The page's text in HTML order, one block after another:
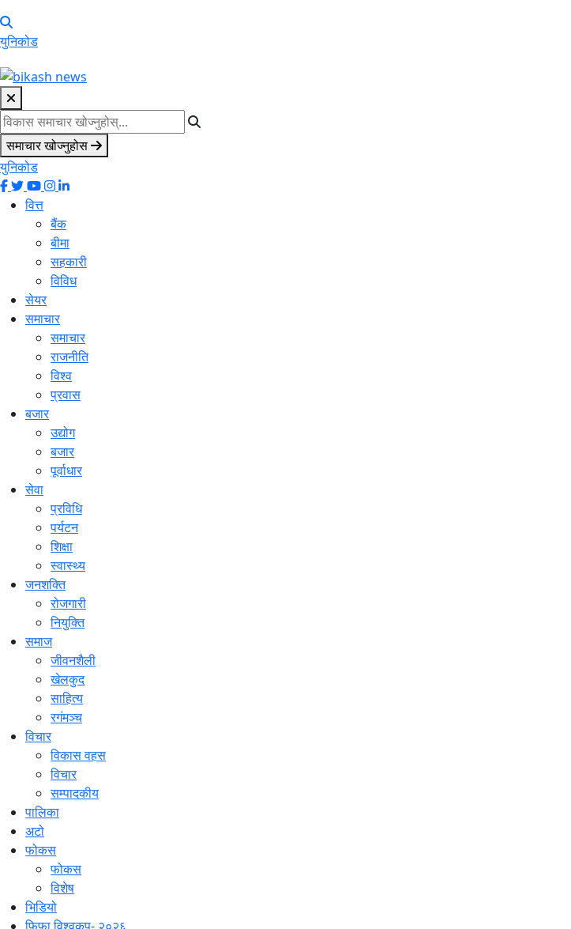
युनिकोड
समाचार खोज्नुहोस
युनिकोड
वित्त
बैंक
बीमा
सहकारी
विविध
सेयर
समाचार
समाचार
राजनीति
विश्व
प्रवास
बजार
उद्योग
बजार
पूर्वाधार
सेवा
प्रविधि
पर्यटन
शिक्षा
स्वास्थ्य
जनशक्ति
रोजगारी
नियुक्ति
समाज
जीवनशैली
खेलकुद
साहित्य
रगंमञ्च
विचार
विकास वहस
विचार
सम्पादकीय
पालिका
अटो
फोकस
फोकस
विशेष
भिडियो